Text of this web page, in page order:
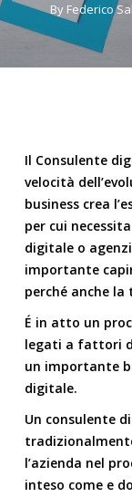
By Federico
Il Consulente
velocità
business crea
per cui
digitale o
importante
perché anche la
É in atto un
legati a fattori
un importante
digitale.
Un consulente
l’azienda nel
inteso come e